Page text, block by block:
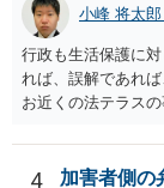
い」との発言です
（信号無視）した
道は、きちんと交
危険なものであり
納してほしいと思
しろ今回を苦い薬
小峰 将太郎
行政も生活保護に
れば、誤解であれ
お近くの法テラス
4 加害者側の